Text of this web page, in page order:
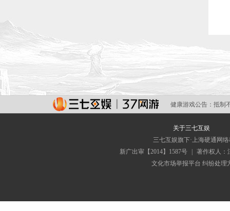
健康游戏公告： 抵制
关于三七互娱
三七互娱旗下·上海硬通网
新广出审【2014】1587号
著作权人：
文化市场举报平台 纠纷处理